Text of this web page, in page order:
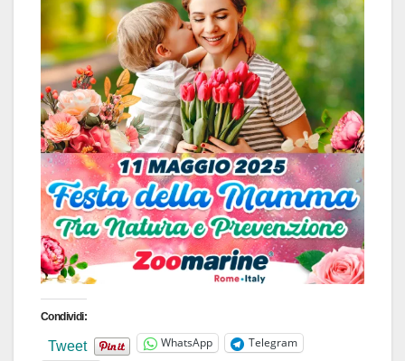
Condividi:
Tweet WhatsApp
Telegram